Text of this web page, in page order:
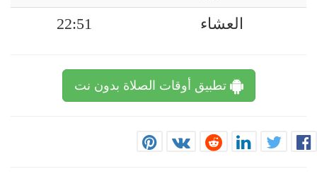
العشاء
22:51
تطبيق أوقات الصلاة بدون نت